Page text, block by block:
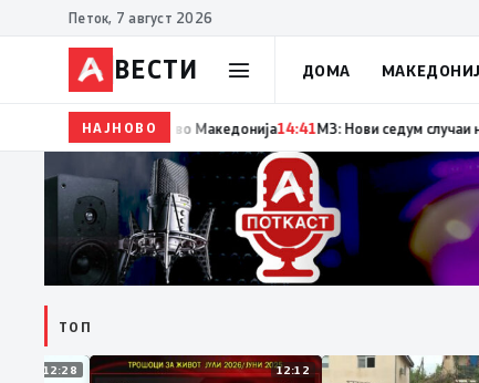
Петок, 7 август 2026
ВЕСТИ ДОМА
НАЈНОВО
14:42 Момче тешко повредено во Кушадаси со
ТОП
12:28 12:12